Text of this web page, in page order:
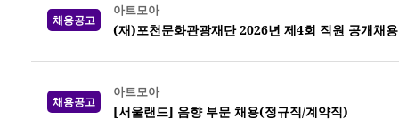
채용공고
아트모아
(재)포천문화관광재단 2026년 제4회 직원 공개채
채용공고
아트모아
[서울랜드] 음향 부문 채용(정규직/계약직)